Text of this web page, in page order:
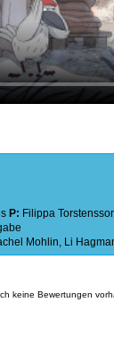
P: Filippa
Mohlin, Li
keine Bewertungen